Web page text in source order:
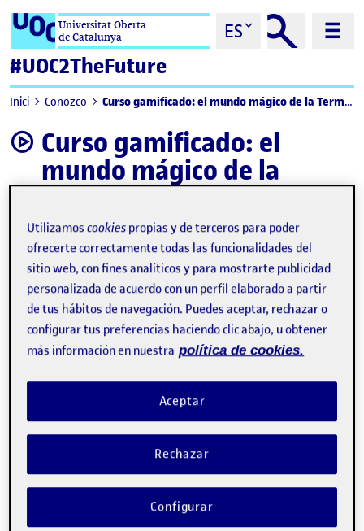
Saltar al contenidoUniversitat Oberta
de Catalunya
ES
#UOC2TheFuture
Inici Conozco Curso gamificado: el mundo mágico de la Termodinámica
video Curso gamificado: el
mundo mágico de la
Termodinámica
JULIÁN YEPES-MARTÍNEZ
Docente del Departamento de Ingeniería Mecánica, Universidad del
Utilizamoscookies propias y de terceros para poder
ofrecerte correctamente todas las funcionalidades del
sitio web, con fines analíticos y para mostrarte publicidad
personalizada de acuerdo con un perfil elaborado a partir
de tus hábitos de navegación. Puedes aceptar, rechazar o
configurar tus preferencias haciendo clic abajo, u obtener
más información en nuestra política de cookies.
Rechazar
Aceptar
Configurar